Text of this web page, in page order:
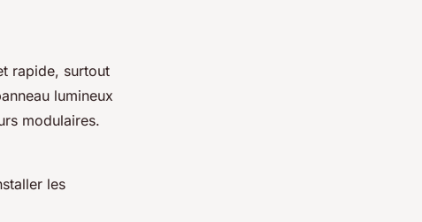
rapide, surtout
lumineux
modulaires.
les